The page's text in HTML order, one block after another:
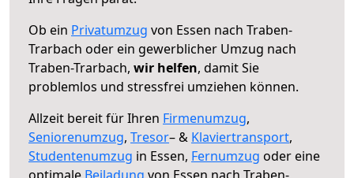
Ob ein Privatumzug von Essen nach Traben-
Trarbach oder ein gewerblicher Umzug nach
Traben-Trarbach, wir helfen, damit Sie
problemlos und stressfrei umziehen können.
Allzeit bereit für Ihren Firmenumzug,
Seniorenumzug, Tresor– & Klaviertransport,
Studentenumzug in Essen, Fernumzug oder eine